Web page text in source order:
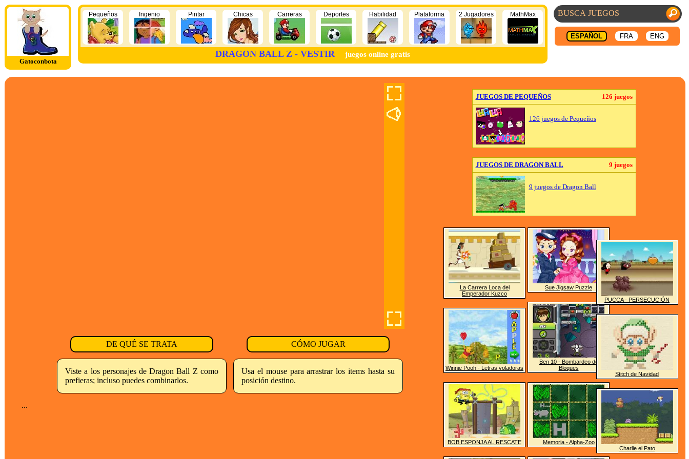
Gatoconbota
ESPAÑOL FRA ENG
Pequeños Ingenio Pintar Chicas Carreras Deportes Habilidad Plataforma 2 Jugadores MathMax
DRAGON BALL Z - VESTIR juegos online gratis
DE QUÉ SE TRATA CÓMO JUGAR
Viste a los personajes de Dragon Ball Z como
prefieras; incluso puedes combinarlos.
Usa el mouse para arrastrar los items hasta su
posición destino.
...
JUEGOS DE PEQUEÑOS 126 juegos
126 juegos de Pequeños
JUEGOS DE DRAGON BALL 9 juegos
9 juegos de Dragon Ball
La Carrera Loca del
Emperador Kuzco
Winnie Pooh - Letras voladoras
BOB ESPONJA AL RESCATE
Sue Jigsaw Puzzle
Ben 10 - Bombardeo de
Bloques
Memoria - Alpha-Zoo
PUCCA - PERSECUCIÓN
Stitch de Navidad
Charlie el Pato